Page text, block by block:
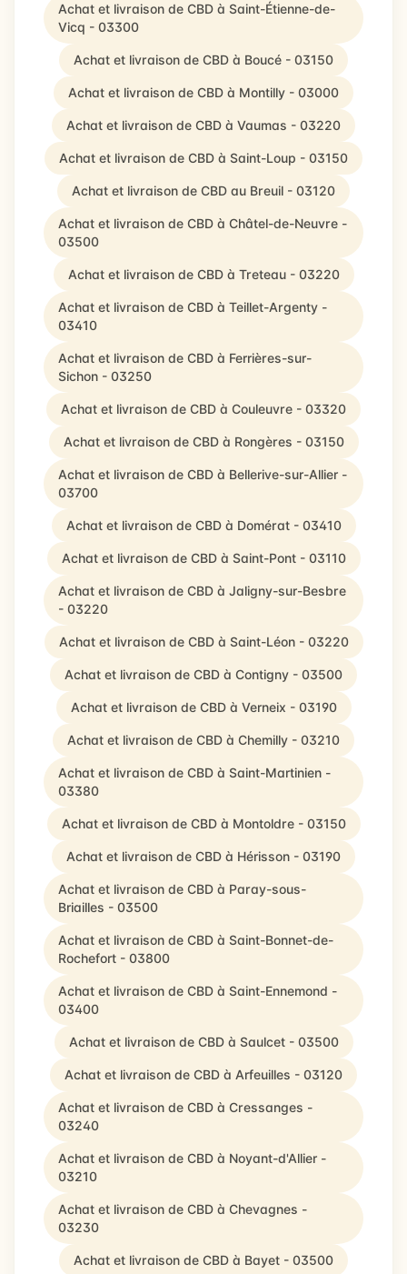
Achat et livraison de CBD à Saint-Étienne-de-
Vicq - 03300
Achat et livraison de CBD à Boucé - 03150
Achat et livraison de CBD à Montilly - 03000
Achat et livraison de CBD à Vaumas - 03220
Achat et livraison de CBD à Saint-Loup - 03150
Achat et livraison de CBD au Breuil - 03120
Achat et livraison de CBD à Châtel-de-Neuvre -
03500
Achat et livraison de CBD à Treteau - 03220
Achat et livraison de CBD à Teillet-Argenty -
03410
Achat et livraison de CBD à Ferrières-sur-
Sichon - 03250
Achat et livraison de CBD à Couleuvre - 03320
Achat et livraison de CBD à Rongères - 03150
Achat et livraison de CBD à Bellerive-sur-Allier -
03700
Achat et livraison de CBD à Domérat - 03410
Achat et livraison de CBD à Saint-Pont - 03110
Achat et livraison de CBD à Jaligny-sur-Besbre
- 03220
Achat et livraison de CBD à Saint-Léon - 03220
Achat et livraison de CBD à Contigny - 03500
Achat et livraison de CBD à Verneix - 03190
Achat et livraison de CBD à Chemilly - 03210
Achat et livraison de CBD à Saint-Martinien -
03380
Achat et livraison de CBD à Montoldre - 03150
Achat et livraison de CBD à Hérisson - 03190
Achat et livraison de CBD à Paray-sous-
Briailles - 03500
Achat et livraison de CBD à Saint-Bonnet-de-
Rochefort - 03800
Achat et livraison de CBD à Saint-Ennemond -
03400
Achat et livraison de CBD à Saulcet - 03500
Achat et livraison de CBD à Arfeuilles - 03120
Achat et livraison de CBD à Cressanges -
03240
Achat et livraison de CBD à Noyant-d'Allier -
03210
Achat et livraison de CBD à Chevagnes -
03230
Achat et livraison de CBD à Bayet - 03500